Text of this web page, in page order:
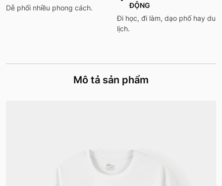
Dễ phối nhiều phong cách.
ĐỘNG
Đi học, đi làm, dạo phố hay du
lịch.
Mô tả sản phẩm